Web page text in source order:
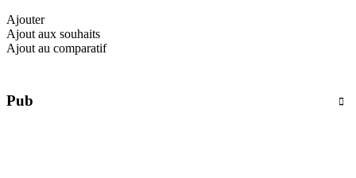
Ajouter
Ajout aux souhaits
Ajout au comparatif
Pub